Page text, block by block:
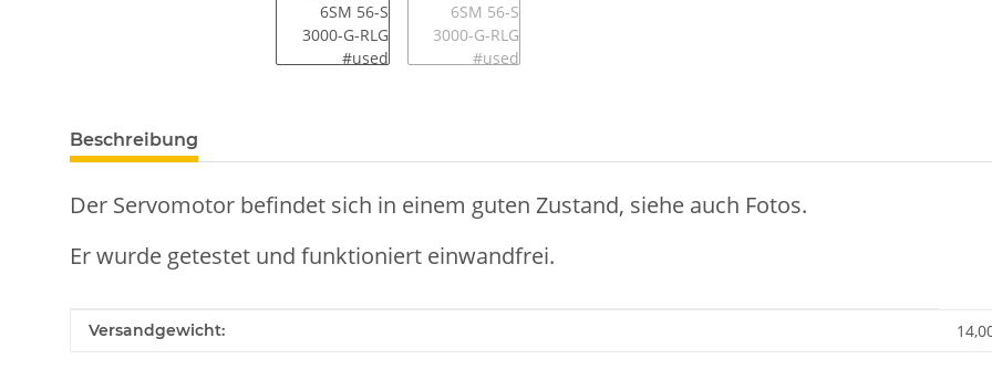
weitere Registerkarten anzeigen
Beschreibung
Der Servomotor befindet sich in einem guten Zustand, siehe auch Fotos.
Er wurde getestet und funktioniert einwandfrei.
Produkteigenschaft
Wert
Versandgewicht: